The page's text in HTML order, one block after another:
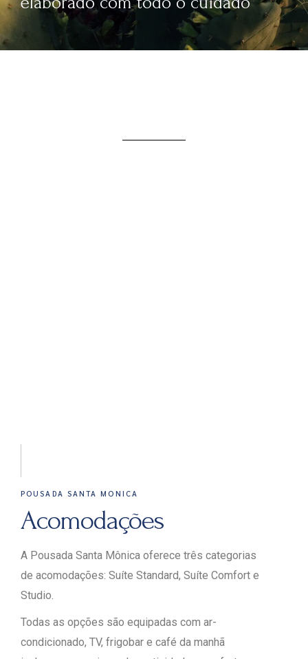
POUSADA SANTA MONICA
Acomodações
A Pousada Santa Mônica oferece três categorias
de acomodações: Suíte Standard, Suíte Comfort e
Studio.
Todas as opções são equipadas com ar-
condicionado, TV, frigobar e café da manhã